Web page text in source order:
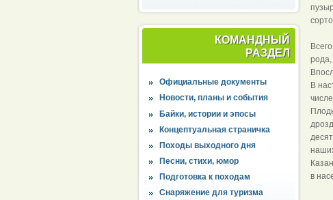
КОМАНДНЫЙ
РАЗДЕЛ
Официальные документы
Новости, планы и события
Байки, истории и эпосы
Концептуальная страничка
Походы выходного дня
Песни, стихи, юмор
Подготовка к походам
Снаряжение для туризма
В
в